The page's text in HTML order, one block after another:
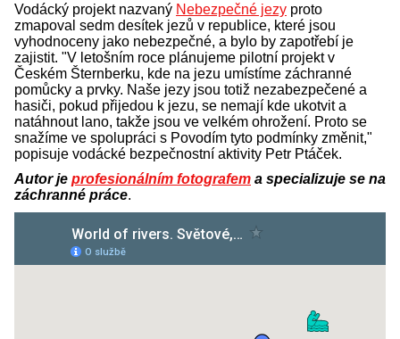
Vodácký projekt nazvaný Nebezpečné jezy proto
zmapoval sedm desítek jezů v republice, které jsou
vyhodnoceny jako nebezpečné, a bylo by zapotřebí je
zajistit. "V letošním roce plánujeme pilotní projekt v
Českém Šternberku, kde na jezu umístíme záchranné
pomůcky a prvky. Naše jezy jsou totiž nezabezpečené a
hasiči, pokud přijedou k jezu, se nemají kde ukotvit a
natáhnout lano, takže jsou ve velkém ohrožení. Proto se
snažíme ve spolupráci s Povodím tyto podmínky změnit,"
popisuje vodácké bezpečnostní aktivity Petr Ptáček.
Autor je profesionálním fotografem a specializuje se na
záchranné práce.